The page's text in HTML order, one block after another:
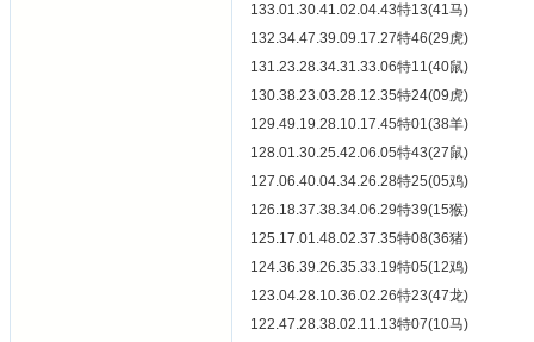
133.01.30.41.02.04.43特13(41马)
132.34.47.39.09.17.27特46(29虎)
131.23.28.34.31.33.06特11(40鼠)
130.38.23.03.28.12.35特24(09虎)
129.49.19.28.10.17.45特01(38羊)
128.01.30.25.42.06.05特43(27鼠)
127.06.40.04.34.26.28特25(05鸡)
126.18.37.38.34.06.29特39(15猴)
125.17.01.48.02.37.35特08(36猪)
124.36.39.26.35.33.19特05(12鸡)
123.04.28.10.36.02.26特23(47龙)
122.47.28.38.02.11.13特07(10马)